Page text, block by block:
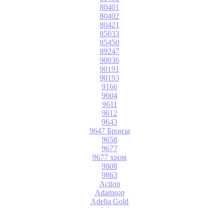
80401
80402
80421
85033
85450
89247
90036
90191
90193
9166
9604
9611
9612
9643
9647 Бронза
9658
9677
9677 хром
9808
9863
Action
Adamson
Adelia Gold